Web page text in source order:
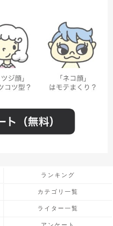
ランキング
カテゴリ一覧
ライター一覧